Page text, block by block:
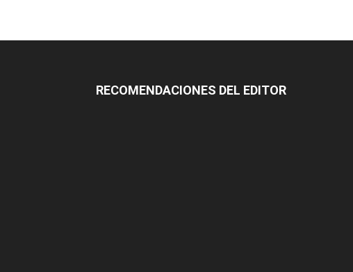
RECOMENDACIONES DEL EDITOR